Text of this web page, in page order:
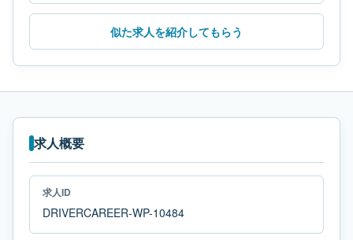
似た求人を紹介してもらう
求人概要
求人ID
DRIVERCAREER-WP-10484